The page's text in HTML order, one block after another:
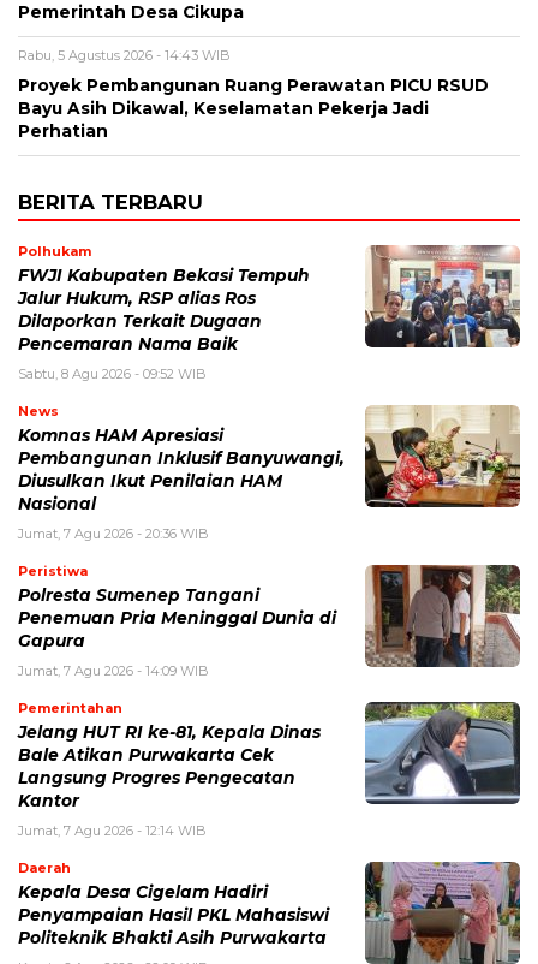
Pemerintah Desa Cikupa
Rabu, 5 Agustus 2026 - 14:43 WIB
Proyek Pembangunan Ruang Perawatan PICU RSUD
Bayu Asih Dikawal, Keselamatan Pekerja Jadi
Perhatian
BERITA TERBARU
Polhukam
FWJI Kabupaten Bekasi Tempuh
Jalur Hukum, RSP alias Ros
Dilaporkan Terkait Dugaan
Pencemaran Nama Baik
Sabtu, 8 Agu 2026 - 09:52 WIB
News
Komnas HAM Apresiasi
Pembangunan Inklusif Banyuwangi,
Diusulkan Ikut Penilaian HAM
Nasional
Jumat, 7 Agu 2026 - 20:36 WIB
Peristiwa
Polresta Sumenep Tangani
Penemuan Pria Meninggal Dunia di
Gapura
Jumat, 7 Agu 2026 - 14:09 WIB
Pemerintahan
Jelang HUT RI ke-81, Kepala Dinas
Bale Atikan Purwakarta Cek
Langsung Progres Pengecatan
Kantor
Jumat, 7 Agu 2026 - 12:14 WIB
Daerah
Kepala Desa Cigelam Hadiri
Penyampaian Hasil PKL Mahasiswi
Politeknik Bhakti Asih Purwakarta